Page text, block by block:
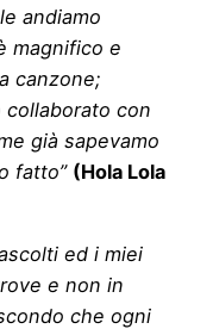
andiamo
magnifico e
canzone;
collaborato con
già sapevamo
fatto” (Hola Lola
ed i miei
e non in
che ogni